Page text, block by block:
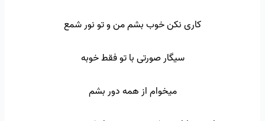
کاری نکن خوب بشم من و تو نور شمع
سیگار صورتی با تو فقط خوبه
میخوام از همه دور بشم